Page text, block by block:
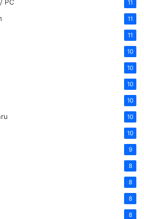
PC 11
11
11
10
10
10
10
10
10
9
8
8
8
8